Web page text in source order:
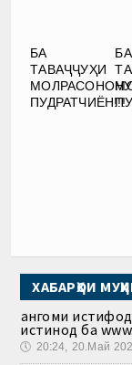
БА
ТАВАҶҶУҲИ
МОЛРАСОНОНУ
ПУДРАТЧИЁН!!!
БА
ХАБАРҲОИ
Ҳангоми
истинод ба
🕔 20:24, 20.Май